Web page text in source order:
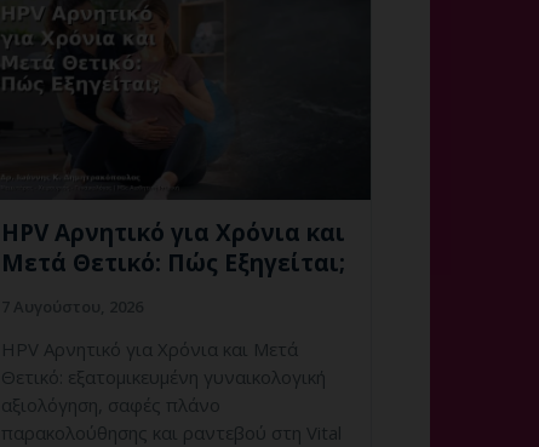
HPV Αρνητικό για Χρόνια και
Μετά Θετικό: Πώς Εξηγείται;
HPV Αρνητικό για Χρόνια και Μετά
Θετικό: εξατομικευμένη γυναικολογική
αξιολόγηση, σαφές πλάνο
παρακολούθησης και ραντεβού στη Vital